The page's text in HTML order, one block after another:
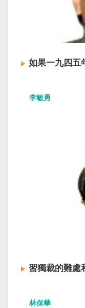
如果一九四五
李敏勇
習獨裁的難處
林保華